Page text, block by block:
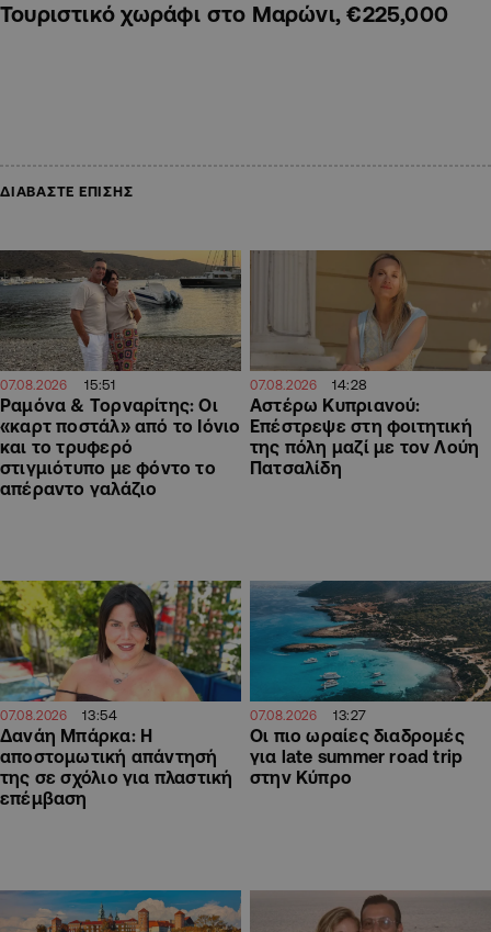
Τουριστικό χωράφι στο Μαρώνι, €225,000
ΔΙΑΒΑΣΤΕ ΕΠΙΣΗΣ
07.08.2026 15:51
Ραμόνα & Τορναρίτης: Οι
«καρτ ποστάλ» από το Ιόνιο
και το τρυφερό
στιγμιότυπο με φόντο το
απέραντο γαλάζιο
07.08.2026 14:28
Αστέρω Κυπριανού:
Επέστρεψε στη φοιτητική
της πόλη μαζί με τον Λούη
Πατσαλίδη
07.08.2026 13:54
Δανάη Μπάρκα: Η
αποστομωτική απάντησή
της σε σχόλιο για πλαστική
επέμβαση
07.08.2026 13:27
Οι πιο ωραίες διαδρομές
για late summer road trip
στην Κύπρο